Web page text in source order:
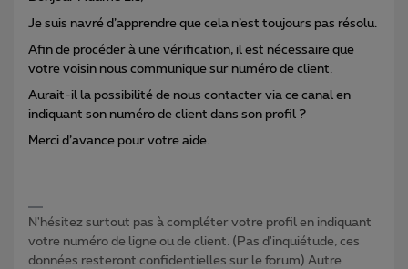
Je suis navré d’apprendre que cela n’est toujours pas résolu.
Afin de procéder à une vérification, il est nécessaire que
votre voisin nous communique sur numéro de client.
Aurait-il la possibilité de nous contacter via ce canal en
indiquant son numéro de client dans son profil ?
Merci d’avance pour votre aide.
N'hésitez surtout pas à compléter votre profil en indiquant
votre numéro de ligne ou de client. (Pas d'inquiétude, ces
données resteront confidentielles sur le forum) Autre